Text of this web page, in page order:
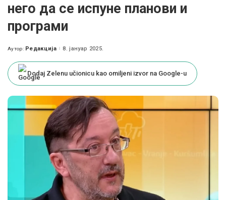
него да се испуне планови и
програми
Posted
Аутор: Редакција 8. јануар 2025.
Dodaj Zelenu učionicu kao omiljeni izvor na Google-u